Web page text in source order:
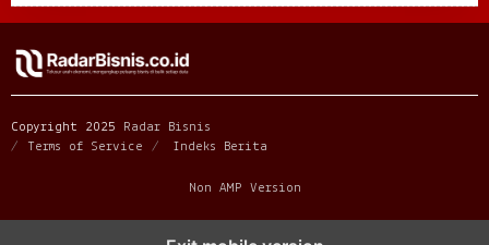
Copyright 2025 Radar Bisnis
Terms of Service
Indeks Berita
Non AMP Version